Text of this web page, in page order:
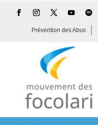
Prévention des Abus